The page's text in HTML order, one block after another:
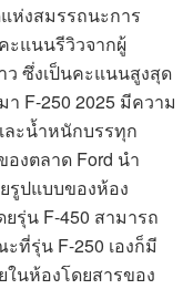
แห่งสมรรถนะการ
ะแนนรีวิวจากผู้
ว ซึ่งเป็นคะแนนสูงสุด
F-250 2025 มีความ
ละน้ำหนักบรรทุก
งตลาด Ford นำ
รูปแบบของห้อง
รุ่น F-450 สามารถ
ที่รุ่น F-250 เองก็มี
นห้องโดยสารของ